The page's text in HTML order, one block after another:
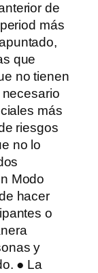
de
más
que
no tienen
más
riesgos
no lo
Modo
hacer
o
y
● La